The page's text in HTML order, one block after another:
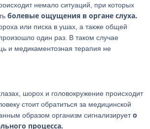
немало ситуаций, при которых
болевые ощущения в органе слуха.
или писка в ушах, а также общей
один раз. В таком случае
и медикаментозная терапия не
шорох и головокружение происходит
стоит обратиться за медицинской
образом организм сигнализируето
процесса.